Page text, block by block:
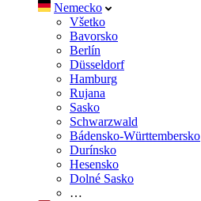
Nemecko
Všetko
Bavorsko
Berlín
Düsseldorf
Hamburg
Rujana
Sasko
Schwarzwald
Bádensko-Württembersko
Durínsko
Hesensko
Dolné Sasko
…